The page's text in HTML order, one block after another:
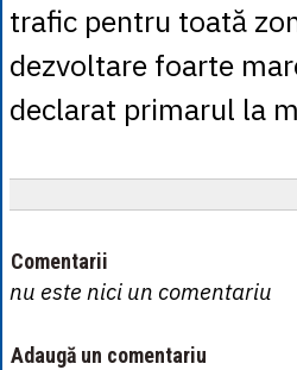
trafic pentru toată
dezvoltare foarte
declarat primarul la
Comentarii
nu este nici un comentariu
Adaugă un comentariu